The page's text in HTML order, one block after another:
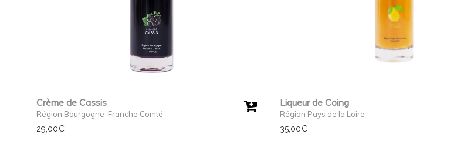
Crème de Cassis
Région Bourgogne-Franche Comté
29,00€
Liqueur de Coing
Région Pays de la Loire
35,00€